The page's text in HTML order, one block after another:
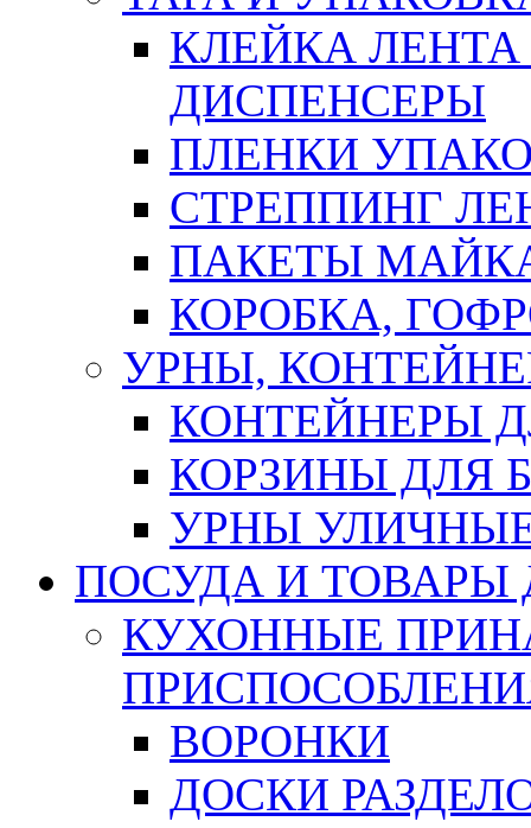
КЛЕЙКА
ДИСПЕНСЕРЫ
ПЛЕНКИ
СТРЕППИНГ
ПАКЕТЫ
КОРОБКА,
УРНЫ,
КОНТЕЙНЕРЫ
КОРЗИНЫ ДЛЯ
УРНЫ
ПОСУДА И ТОВАРЫ
КУХОННЫЕ
ВОРОНКИ
ДОСКИ